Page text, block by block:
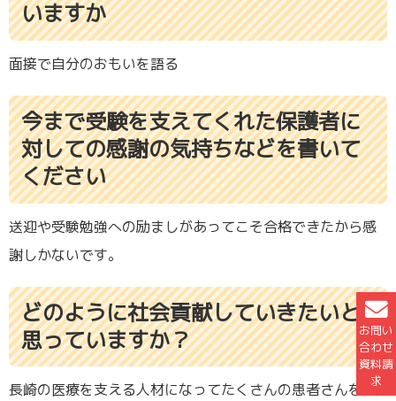
お問い
合わせ
資料請
求
いますか
面接で自分のおもいを語る
今まで受験を支えてくれた保護者に
対しての感謝の気持ちなどを書いて
ください
送迎や受験勉強への励ましがあってこそ合格できたから感
謝しかないです。
どのように社会貢献していきたいと
思っていますか？
長崎の医療を支える人材になってたくさんの患者さんを支